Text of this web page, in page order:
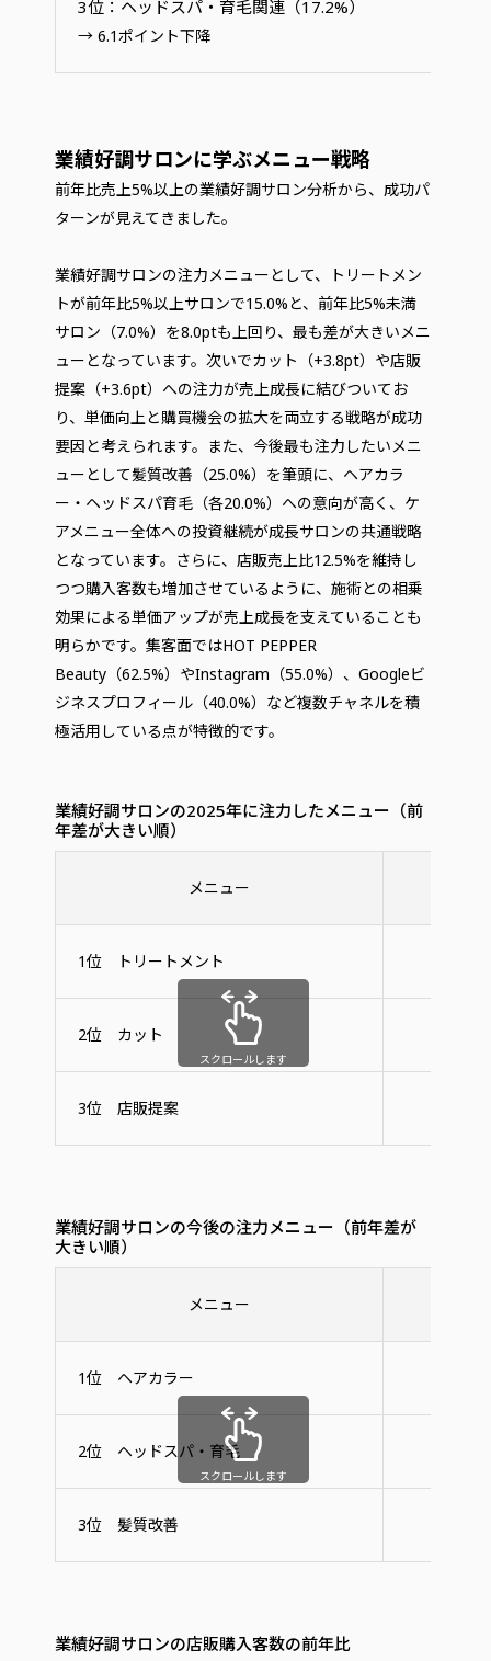
3位：ヘッドスパ・育毛関連（17.2%）
→ 6.1ポイント下降
業績好調サロンに学ぶメニュー戦略
前年比売上5%以上の業績好調サロン分析から、成功パ
ターンが見えてきました。
業績好調サロンの注力メニューとして、トリートメン
トが前年比5%以上サロンで15.0%と、前年比5%未満
サロン（7.0%）を8.0ptも上回り、最も差が大きいメニ
ューとなっています。次いでカット（+3.8pt）や店販
提案（+3.6pt）への注力が売上成長に結びついてお
り、単価向上と購買機会の拡大を両立する戦略が成功
要因と考えられます。また、今後最も注力したいメニ
ューとして髪質改善（25.0%）を筆頭に、ヘアカラ
ー・ヘッドスパ育毛（各20.0%）への意向が高く、ケ
アメニュー全体への投資継続が成長サロンの共通戦略
となっています。さらに、店販売上比12.5%を維持し
つつ購入客数も増加させているように、施術との相乗
効果による単価アップが売上成長を支えていることも
明らかです。集客面ではHOT PEPPER
Beauty（62.5%）やInstagram（55.0%）、Googleビ
ジネスプロフィール（40.0%）など複数チャネルを積
極活用している点が特徴的です。
業績好調サロンの2025年に注力したメニュー（前
年差が大きい順）
メニュー
1位 トリートメント
2位 カット
3位 店販提案
スクロールします
業績好調サロンの今後の注力メニュー（前年差が
大きい順）
メニュー
1位 ヘアカラー
2位 ヘッドスパ・育毛
3位 髪質改善
スクロールします
業績好調サロンの店販購入客数の前年比